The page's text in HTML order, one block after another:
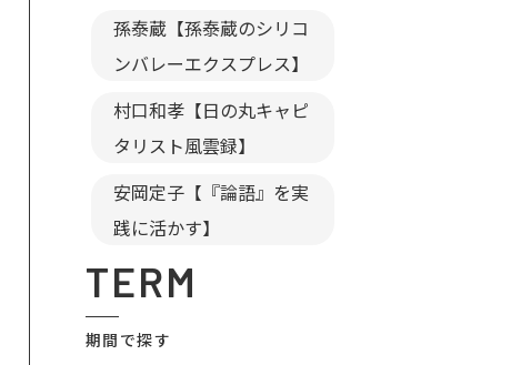
孫泰蔵【孫泰蔵のシリコ
ンバレーエクスプレス】
村口和孝【日の丸キャピ
タリスト風雲録】
安岡定子【『論語』を実
践に活かす】
TERM
期間で探す